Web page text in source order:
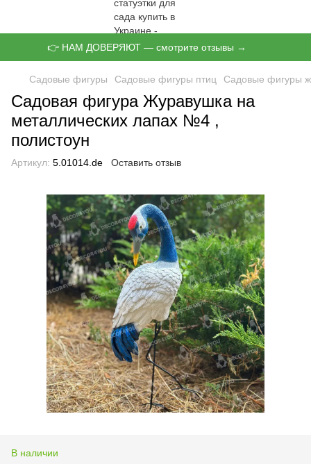
👉 НАМ ДОВЕРЯЮТ — смотрите отзывы →
Садовые фигуры Садовые фигуры птиц Садовые фигуры
Садовая фигура Журавушка на
металлических лапах №4 ,
полистоун
Артикул: 5.01014.de Оставить отзыв
В наличии